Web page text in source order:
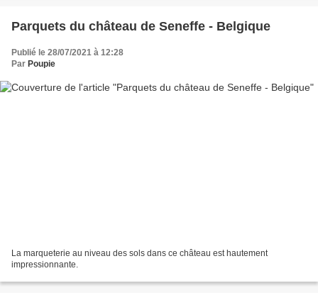
Parquets du château de Seneffe - Belgique
Publié le 28/07/2021 à 12:28
Par Poupie
La marqueterie au niveau des sols dans ce château est hautement
impressionnante.